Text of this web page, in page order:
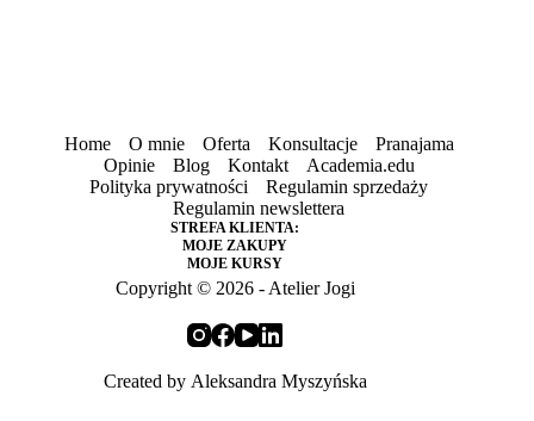
Home O mnie Oferta Konsultacje
Pranajama
Opinie
Blog Kontakt
Academia.edu
Polityka prywatności
Regulamin sprzedaży
Regulamin newslettera
STREFA KLIENTA:
MOJE ZAKUPY
MOJE KURSY
Copyright © 2026 - Atelier Jogi
Created by Aleksandra Myszyńska